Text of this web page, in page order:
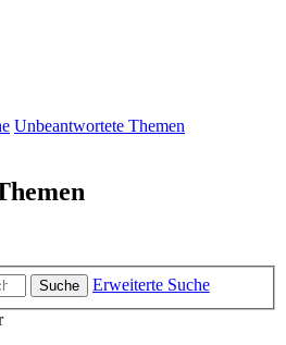
Unbeantwortete Themen
Suche
Erweiterte Suche